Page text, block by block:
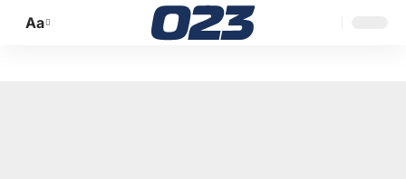
Promijeni
Aa